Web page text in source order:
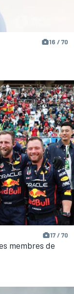
16 / 70
17 / 70
membres de